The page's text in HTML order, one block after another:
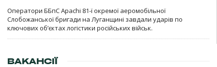
Оператори ББпС Apachi 81-ї окремої аеромобільної
Слобожанської бригади на Луганщині завдали ударів по
ключових об’єктах логістики російських військ.
ВАКАНСІЇ